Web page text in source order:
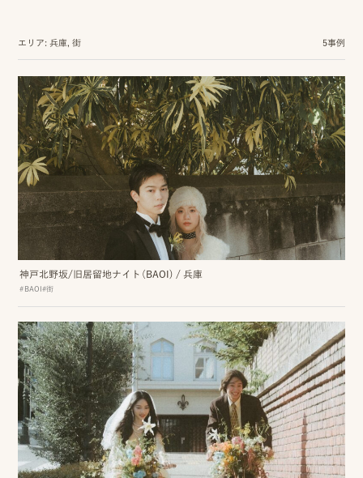
影
結婚式/披露宴の撮影
結婚式/披露宴フォト
結婚式/披露宴の撮影
エンドロールムービー
結婚式/披露宴のムービー
ドキュメンタリー動画
日
常
の
ス
ナ
プ
撮
影
スナップ撮影
NIRA
家
族
写
真
家族の記念写真
iliy
エリア: 兵庫, 街 5事例
神戸北野坂/旧居留地ナイト（BAOI) /兵庫
#BAOI#街